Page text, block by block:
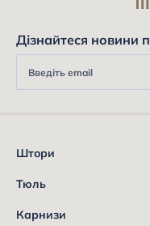
Дізнайтеся новини
Штори
Тюль
Карнизи